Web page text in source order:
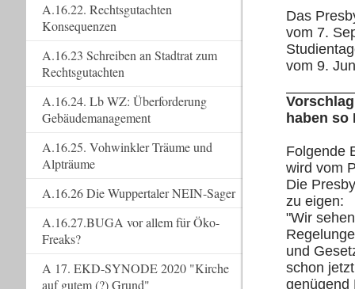
Das
vom 7.
vom 9.
haben so
Folgende
wird vom
Die
zu eigen:
"Wir
und
schon jetzt
genügend
A.16.22. Rechtsgutachten
Konsequenzen
A.16.23 Schreiben an Stadtrat zum
Rechtsgutachten
A.16.24. Lb WZ: Überforderung
Gebäudemanagement
A.16.25. Vohwinkler Träume und
Alpträume
A.16.26 Die Wuppertaler NEIN-Sager
A.16.27.BUGA vor allem für Öko-
Freaks?
A 17. EKD-SYNODE 2020 "Kirche
auf gutem (?) Grund"